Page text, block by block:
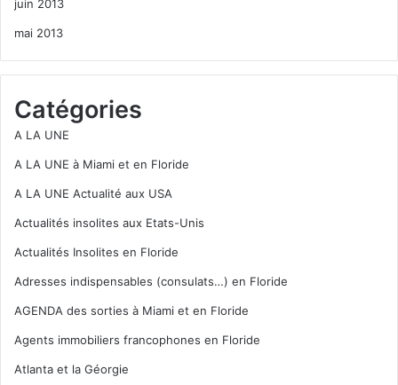
juin 2013
mai 2013
Catégories
A LA UNE
A LA UNE à Miami et en Floride
A LA UNE Actualité aux USA
Actualités insolites aux Etats-Unis
Actualités Insolites en Floride
Adresses indispensables (consulats…) en Floride
AGENDA des sorties à Miami et en Floride
Agents immobiliers francophones en Floride
Atlanta et la Géorgie